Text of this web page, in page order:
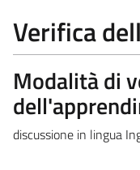
Verifica
Modalità di
discussione in lingua